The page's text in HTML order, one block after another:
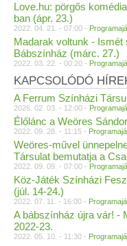
Love.hu: pörgős
ban (ápr. 23.)
2022. 04. 21. - 07:00 -
Madarak voltunk - Ismét
Bábszínház (márc. 27.)
2022. 03. 22. - 00:20 -
KAPCSOLÓDÓ
A Ferrum Színházi
2026. 02. 03. - 12:00 -
Élőlánc a Weöres
2022. 09. 28. - 11:15 -
Weöres-művel
Társulat bemutatja a
2022. 09. 09. - 07:00 -
Köz-Játék Színházi
(júl. 14-24.)
2022. 07. 11. - 16:00 -
A bábszínház újra vár! -
2022-23.
2022. 05. 10. - 11:30 -